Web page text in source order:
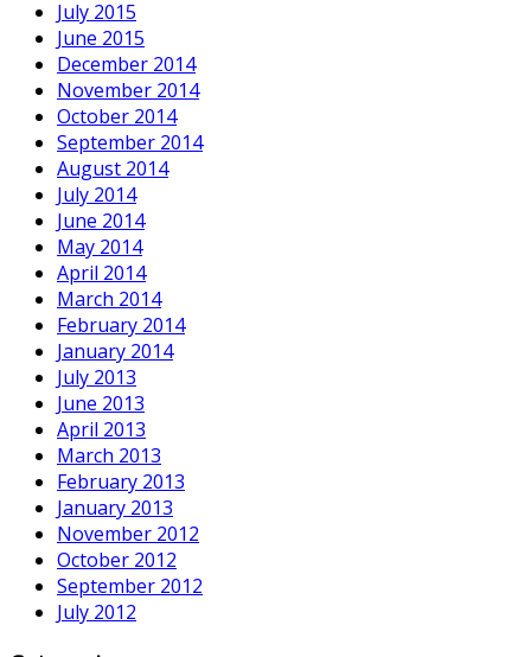
July 2015
June 2015
December 2014
November 2014
October 2014
September 2014
August 2014
July 2014
June 2014
May 2014
April 2014
March 2014
February 2014
January 2014
July 2013
June 2013
April 2013
March 2013
February 2013
January 2013
November 2012
October 2012
September 2012
July 2012